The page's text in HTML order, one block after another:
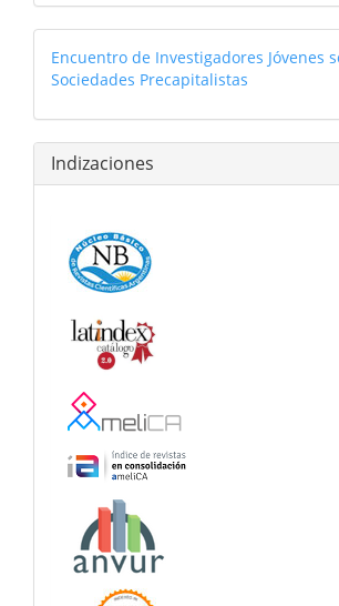
linkcongreso
Encuentro de Investigadores Jóvenes
Sociedades Precapitalistas
Indizaciones